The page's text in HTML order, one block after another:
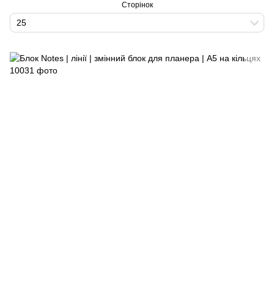
Сторінок
25